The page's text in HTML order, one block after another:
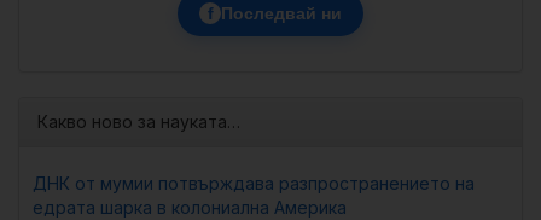
f Последвай ни
Какво ново за науката…
ДНК от мумии потвърждава разпространението на
едрата шарка в колониална Америка